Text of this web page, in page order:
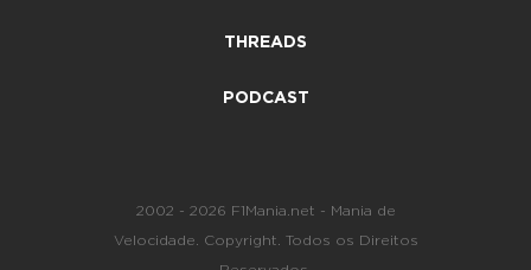
THREADS
PODCAST
2002 - 2026 F1Mania.net - Mania de
Velocidade. Copyright. Todos os Direitos